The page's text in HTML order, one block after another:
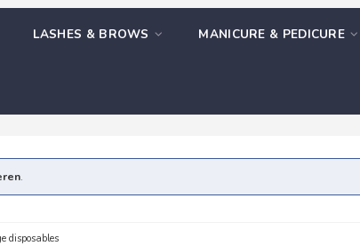
LASHES & BROWS MANICURE & PEDICURE
.
disposables